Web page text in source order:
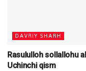
DAVRIY SHARH
Rasululloh sollallohu
Uchinchi qism